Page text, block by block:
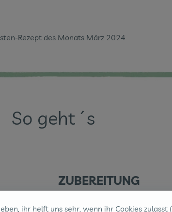
Rezept des Monats März 2024
So geht´s
ZUBEREITUNG
1. Den Backofen auf 180°C
ihr helft uns sehr, wenn ihr Cookies zulasst